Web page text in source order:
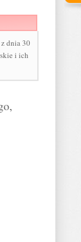
dnia 30
i ich